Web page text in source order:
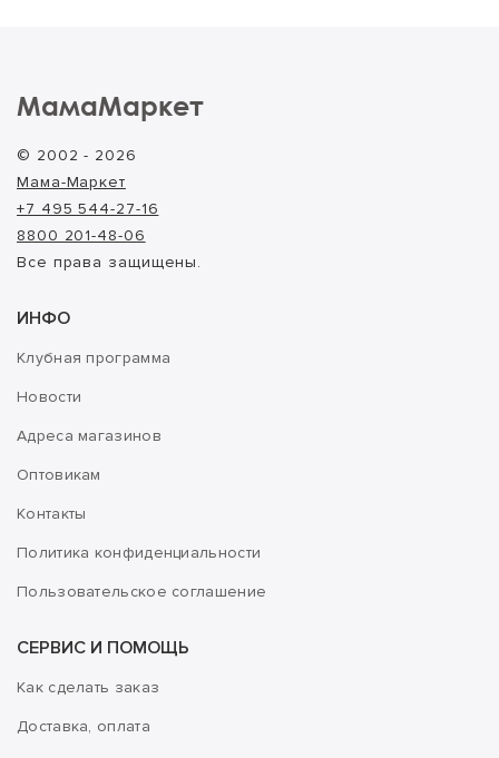
МамаМаркет
© 2002 - 2026
Мама-Маркет
+7 495 544-27-16
8800 201-48-06
Все права защищены.
ИНФО
Клубная программа
Новости
Адреса магазинов
Оптовикам
Контакты
Политика конфиденциальности
Пользовательское соглашение
СЕРВИС И ПОМОЩЬ
Как сделать заказ
Доставка, оплата